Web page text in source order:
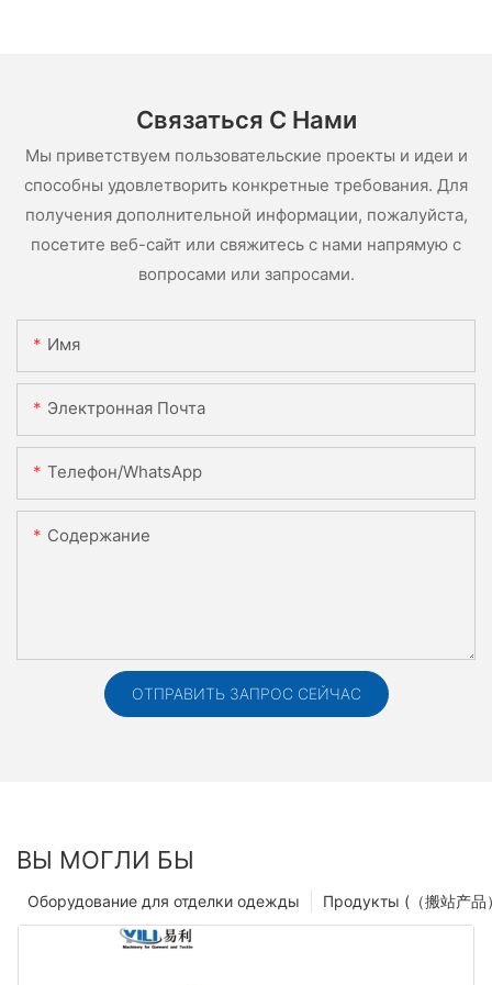
Связаться С Нами
Мы приветствуем пользовательские проекты и идеи и
способны удовлетворить конкретные требования. Для
получения дополнительной информации, пожалуйста,
посетите веб-сайт или свяжитесь с нами напрямую с
вопросами или запросами.
Имя
Электронная Почта
Телефон/WhatsApp
Содержание
ОТПРАВИТЬ ЗАПРОС СЕЙЧАС
ВЫ МОГЛИ БЫ
Продукты (（搬站产品
Оборудование для отделки одежды